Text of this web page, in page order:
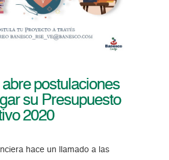
postulaciones
su Presupuesto
2020
hace un llamado a las